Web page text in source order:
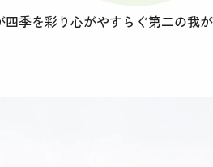
四季を彩り心がやすらぐ第二の我が